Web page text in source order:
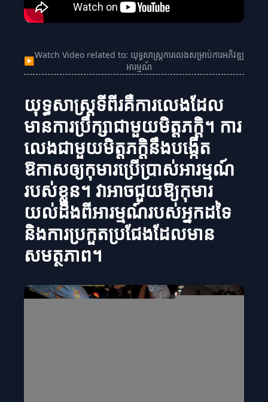
▶
Watch Video related to: យុទ្ធសាស្ត្រការលេងសម្រាប់ការអភិវឌ្ឍ
អារម្មណ៍
យុទ្ធសាស្ត្រទីពីរគឺការលេងដែល
មានការប្រឹក្សាជាមួយមិត្តភក្តិ។ ការ
លេងជាមួយមិត្តភក្តិនឹងបង្កើត
ឱកាសឲ្យកុមារប្រើប្រាស់អារម្មណ៍
របស់ខ្លួន។ វាអាចជួយឱ្យកុមារ
យល់ដឹងពីអារម្មណ៍របស់អ្នកដទៃ
និងការប្រកួតប្រជែងដែលមាន
សមត្ថភាព។